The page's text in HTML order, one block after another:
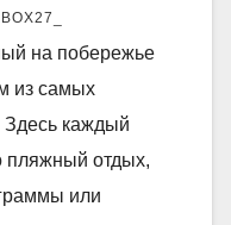
на побережье
из самых
Здесь каждый
пляжный отдых,
или